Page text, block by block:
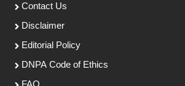
Contact Us
Disclaimer
Editorial Policy
DNPA Code of Ethics